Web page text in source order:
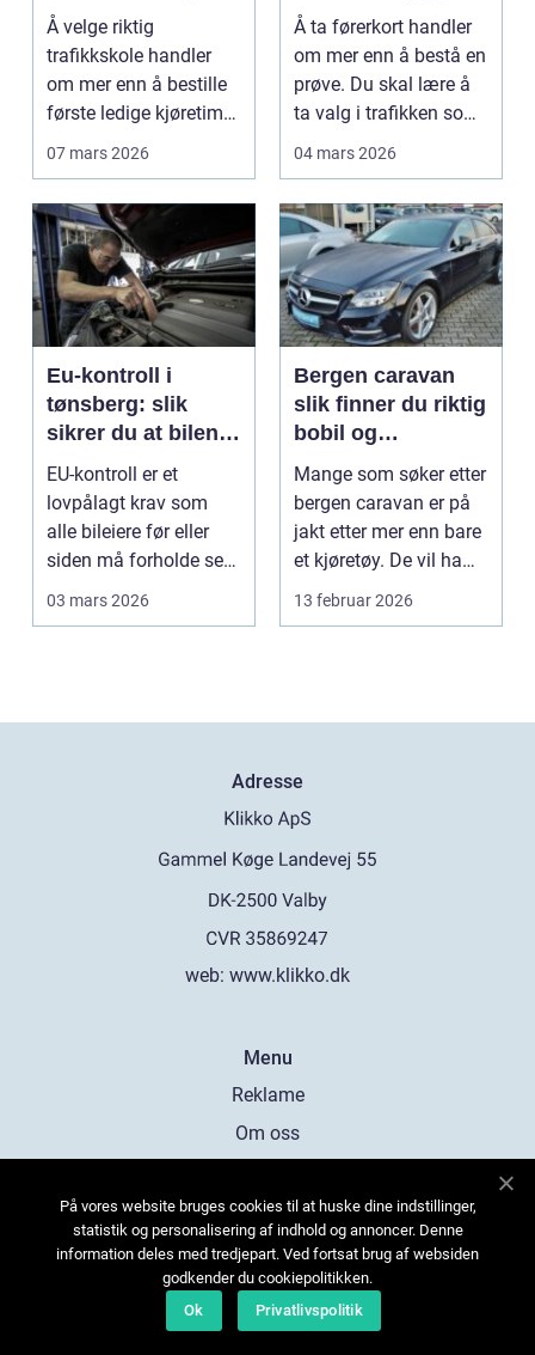
opplæring
Å velge riktig
trafikkskole handler
om mer enn å bestille
første ledige kjøretime.
For mange er føre...
07 mars 2026
effektiv opplæring
Å ta førerkort handler
om mer enn å bestå en
prøve. Du skal lære å
ta valg i trafikken som
påvirker ...
04 mars 2026
Eu-kontroll i
tønsberg: slik
sikrer du at bilen
går gjennom
EU-kontroll er et
lovpålagt krav som
alle bileiere før eller
siden må forholde seg
til. For mange bl...
03 mars 2026
Bergen caravan
slik finner du riktig
bobil og
campingvogn på
vestlandet
Mange som søker etter
bergen caravan er på
jakt etter mer enn bare
et kjøretøy. De vil ha
frihet, fl...
13 februar 2026
Adresse
web: www.klikko.dk
Menu
Reklame
Om oss
Kontakt Oss
Sitemap
På vores website bruges cookies til at huske dine indstillinger,
statistik og personalisering af indhold og annoncer. Denne
information deles med tredjepart. Ved fortsat brug af websiden
godkender du cookiepolitikken.
Ok
Privatlivspolitik